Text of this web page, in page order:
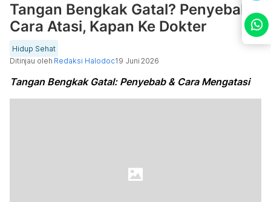
Tangan Bengkak Gatal? Penyebab,
Cara Atasi, Kapan Ke Dokter
Hidup Sehat
Ditinjau oleh Redaksi Halodoc19 Juni 2026
Tangan Bengkak Gatal: Penyebab & Cara Mengatasi